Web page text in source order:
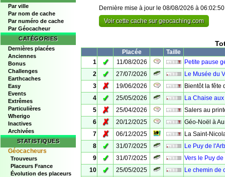
Par ville
Par nom de cache
Par numéro de cache
Par Géocacheur
CATÉGORIES
Dernières placées
Anciennes
Bonus
Challenges
Earthcaches
Easy
Events
Extrêmes
Particulières
Wherigo
Inactives
Archivées
STATISTIQUES
Géocacheurs
Trouveurs
Placeurs France
Évolution des placeurs
Dernière mise à jour le 08/08/2026 à 06:02:50
Voir cette cache sur geocaching.com
Placée
Taille
1
✓ 11/08/2026
Petite pause
2
✓ 27/07/2026
Le Musée du
3
✗ 19/06/2026
Bientôt la fête
4
✓ 25/05/2026
La Chaise
5
✗ 25/04/2026
Salers au
6
✗ 20/12/2025
Géo-Noël à
7
✗ 06/12/2025
La Saint-
8
✓ 31/07/2025
Le Puy de
9
✓ 31/07/2025
Vers le Puy
10
✓ 25/05/2025
Le chemin de